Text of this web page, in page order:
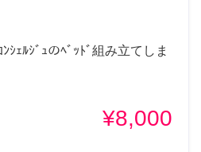
ｼｪﾙｼﾞｭのﾍﾞｯﾄﾞ組み立てしま
¥8,000